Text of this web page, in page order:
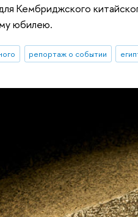
Кембриджского
юбилею.
репортаж о событии